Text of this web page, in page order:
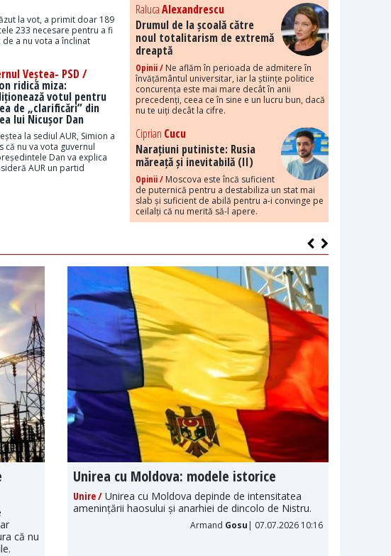
la vot, a primit doar 189
233 necesare pentru a fi
de a nu vota a înclinat
Veștea- PSD /
ridică miza:
votul pentru
de „clarificări” din
lui Nicușor Dan
la sediul AUR, Simion a
că nu va vota guvernul
Dan va explica
AUR un partid
RalucaAlexandrescu
Drumul de la școală către
noul totalitarism de extremă
dreaptă
Opinii /Ne aflăm în perioada de admitere în
învățământul universitar, iar la științe politice
concurența este mai mare decât în anii
precedenți, ceea ce în sine e un lucru bun, dacă
nu te uiți decât la cifre.
Ciprian Cucu
Narațiuni putiniste: Rusia
măreață și inevitabilă (II)
Opinii /Moscova este încă suficient
de puternică pentru a destabiliza un stat mai
slab și suficient de abilă pentru a-i convinge pe
ceilalți că nu merită să-l apere.
că nu
Unirea cu Moldova: modele istorice
Unire / Unirea cu Moldova depinde de intensitatea
amenințării haosului și anarhiei de dincolo de Nistru.
Armand Gosu | 07.07.2026 10:16